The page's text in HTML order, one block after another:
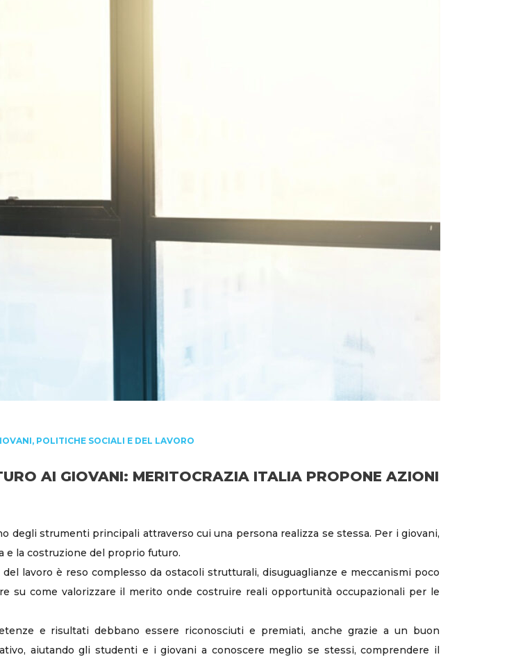
, POLITICHE SOCIALI E DEL LAVORO
AI GIOVANI: MERITOCRAZIA ITALIA PROPONE AZIONI
degli strumenti principali attraverso cui una persona realizza se stessa. Per i giovani,
e la costruzione del proprio futuro.
lavoro è reso complesso da ostacoli strutturali, disuguaglianze e meccanismi poco
su come valorizzare il merito onde costruire reali opportunità occupazionali per le
e risultati debbano essere riconosciuti e premiati, anche grazie a un buon
aiutando gli studenti e i giovani a conoscere meglio se stessi, comprendere il